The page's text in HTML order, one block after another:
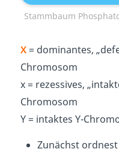
Stammbaum
X= dominantes,
Chromosom
x = rezessives,
Chromosom
Y = intaktes Y-
Zunächst